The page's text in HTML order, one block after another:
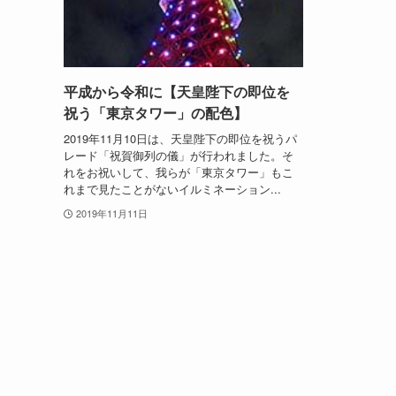
平成から令和に【天皇陛下の即位を
祝う「東京タワー」の配色】
2019年11月10日は、天皇陛下の即位を祝うパ
レード「祝賀御列の儀」が行われました。そ
れをお祝いして、我らが「東京タワー」もこ
れまで見たことがないイルミネーション...
2019年11月11日